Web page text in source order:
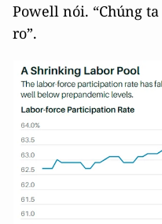
Powell nói. “Chúng
ro”.